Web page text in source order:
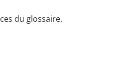
du glossaire.